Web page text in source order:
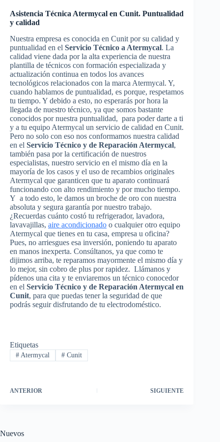
Asistencia Técnica Atermycal en Cunit. Puntualidad
y calidad
Nuestra empresa es conocida en Cunit por su calidad y
puntualidad en el Servicio Técnico a Atermycal. La
calidad viene dada por la alta experiencia de nuestra
plantilla de técnicos con formación especializada y
actualización continua en todos los avances
tecnológicos relacionados con la marca Atermycal. Y,
cuando hablamos de puntualidad, es porque, respetamos
tu tiempo. Y debido a esto, no esperarás por hora la
llegada de nuestro técnico, ya que somos bastante
conocidos por nuestra puntualidad, para poder darte a ti
y a tu equipo Atermycal un servicio de calidad en Cunit.
Pero no solo con eso nos conformamos nuestra calidad
en el Servicio Técnico y de Reparación Atermycal,
también pasa por la certificación de nuestros
especialistas, nuestro servicio en el mismo día en la
mayoría de los casos y el uso de recambios originales
Atermycal que garanticen que tu aparato continuará
funcionando con alto rendimiento y por mucho tiempo.
Y a todo esto, le damos un broche de oro con nuestra
absoluta y segura garantía por nuestro trabajo.
¿Recuerdas cuánto costó tu refrigerador, lavadora,
lavavajillas, aire acondicionado o cualquier otro equipo
Atermycal que tienes en tu casa, empresa u oficina?
Pues, no arriesgues esa inversión, poniendo tu aparato
en manos inexperta. Consúltanos, ya que como te
dijimos arriba, te reparamos mayormente el mismo día y
lo mejor, sin cobro de plus por rapidez. Llámanos y
pídenos una cita y te enviaremos un técnico conocedor
en el Servicio Técnico y de Reparación Atermycal en
Cunit, para que puedas tener la seguridad de que
podrás seguir disfrutando de tu electrodoméstico.
Etiquetas
#Atermycal #Cunit
ANTERIOR SIGUIENTE
Nuevos